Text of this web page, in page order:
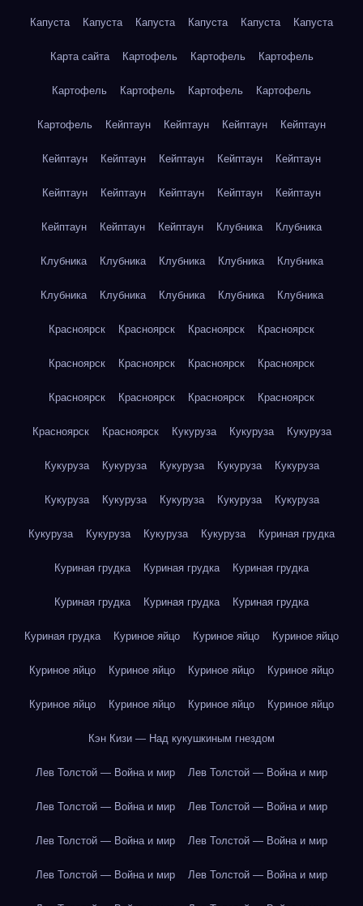
Капуста Капуста Капуста Капуста Капуста Капуста
Карта сайта Картофель Картофель Картофель
Картофель Картофель Картофель Картофель
Картофель Кейптаун Кейптаун Кейптаун Кейптаун
Кейптаун Кейптаун Кейптаун Кейптаун Кейптаун
Кейптаун Кейптаун Кейптаун Кейптаун Кейптаун
Кейптаун Кейптаун Кейптаун Клубника Клубника
Клубника Клубника Клубника Клубника Клубника
Клубника Клубника Клубника Клубника Клубника
Красноярск Красноярск Красноярск Красноярск
Красноярск Красноярск Красноярск Красноярск
Красноярск Красноярск Красноярск Красноярск
Красноярск Красноярск Кукуруза Кукуруза Кукуруза
Кукуруза Кукуруза Кукуруза Кукуруза Кукуруза
Кукуруза Кукуруза Кукуруза Кукуруза Кукуруза
Кукуруза Кукуруза Кукуруза Кукуруза Куриная грудка
Куриная грудка Куриная грудка Куриная грудка
Куриная грудка Куриная грудка Куриная грудка
Куриная грудка Куриное яйцо Куриное яйцо Куриное яйцо
Куриное яйцо Куриное яйцо Куриное яйцо Куриное яйцо
Куриное яйцо Куриное яйцо Куриное яйцо Куриное яйцо
Кэн Кизи — Над кукушкиным гнездом
Лев Толстой — Война и мир Лев Толстой — Война и мир
Лев Толстой — Война и мир Лев Толстой — Война и мир
Лев Толстой — Война и мир Лев Толстой — Война и мир
Лев Толстой — Война и мир Лев Толстой — Война и мир